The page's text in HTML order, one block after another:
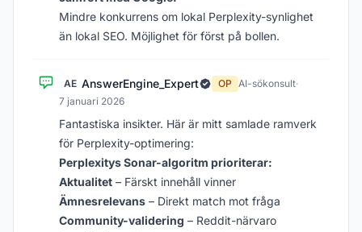
Mindre konkurrens om lokal Perplexity-synlighet
än lokal SEO. Möjlighet för först på bollen.
AE AnswerEngine_Expert OP AI-sökonsult·
7 januari 2026
Fantastiska insikter. Här är mitt samlade ramverk
för Perplexity-optimering:
Perplexitys Sonar-algoritm prioriterar:
Aktualitet – Färskt innehåll vinner
Ämnesrelevans – Direkt match mot fråga
Community-validering – Reddit-närvaro